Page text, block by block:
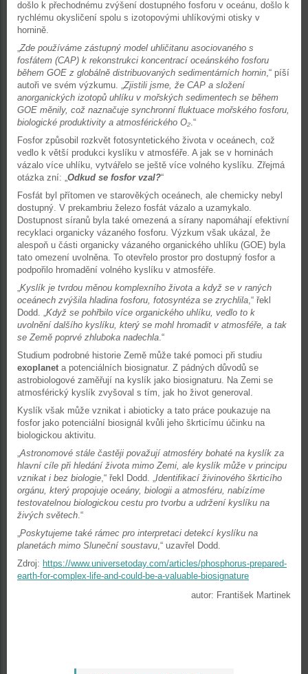
došlo k přechodnému zvýšení dostupného fosforu v oceánu, došlo k
rychlému okysličení spolu s izotopovými uhlíkovými otisky v
hornině.
„Zde používáme zástupný model uhličitanu asociovaného s
fosfátem (CAP) k rekonstrukci koncentrací oceánského fosforu
během GOE z globálně distribuovaných sedimentárních hornin,“ píší
autoři ve svém výzkumu. „Zjistili jsme, že CAP a složení
anorganických izotopů uhlíku v mořských sedimentech se během
GOE měnily, což naznačuje synchronní fluktuace mořského fosforu,
biologické produktivity a atmosférického O₂.“
Fosfor způsobil rozkvět fotosyntetického života v oceánech, což
vedlo k větší produkci kyslíku v atmosféře. A jak se v horninách
vázalo více uhlíku, vytvářelo se ještě více volného kyslíku. Zřejmá
otázka zní: „Odkud se fosfor vzal?“
Fosfát byl přítomen ve starověkých oceánech, ale chemicky nebyl
dostupný. V prekambriu železo fosfát vázalo a uzamykalo.
Dostupnost síranů byla také omezená a sírany napomáhají efektivní
recyklaci organicky vázaného fosforu. Výzkum však ukázal, že
alespoň u části organicky vázaného organického uhlíku (GOE) byla
tato omezení uvolněna. To otevřelo prostor pro dostupný fosfor a
podpořilo hromadění volného kyslíku v atmosféře.
„Kyslík je tvrdou měnou komplexního života a když se v raných
oceánech zvýšila hladina fosforu, fotosyntéza se zrychlila,“ řekl
Dodd. „Když se pohřbilo více organického uhlíku, vedlo to k
uvolnění dalšího kyslíku, který se mohl hromadit v atmosféře, a tak
se Země poprvé zhluboka nadechla.“
Studium podrobné historie Země může také pomoci při studiu
exoplanet a potenciálních biosignatur. Z pádných důvodů se
astrobiologové zaměřují na kyslík jako biosignaturu. Na Zemi se
atmosférický kyslík zvyšoval s tím, jak ho život generoval.
Kyslík však může vznikat i abioticky a tato práce poukazuje na
fosfor jako potenciální biosignál kvůli jeho škrticímu účinku na
biologickou aktivitu.
„Astronomové stále častěji považují atmosféry bohaté na kyslík za
hlavní cíle při hledání života mimo Zemi, ale kyslík může v principu
vznikat i bez biologie,“ řekl Dodd. „Identifikací živinového škrticího
orgánu, který propojuje oceány, biologii a atmosféru, nabízíme
testovatelnou biologickou cestu pro tvorbu a udržení kyslíku na
živých světech.“
„Poskytujeme také rámec pro interpretaci detekcí kyslíku na
planetách mimo Sluneční soustavu,“ uzavřel Dodd.
Zdroj: https://www.universetoday.com/articles/phosphorus-prepared-
earth-for-complex-life-and-could-be-a-valuable-biosignature
autor: František Martinek